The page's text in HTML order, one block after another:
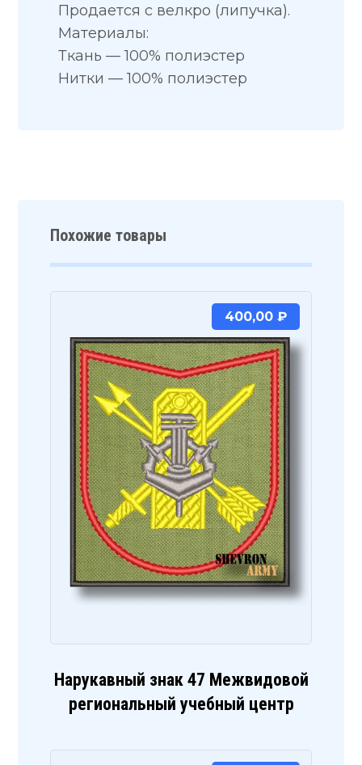
Продается с велкро (липучка).
Материалы:
Ткань — 100% полиэстер
Нитки — 100% полиэстер
Похожие товары
Нарукавный знак 47 Межвидовой
региональный учебный центр
400,00 ₽